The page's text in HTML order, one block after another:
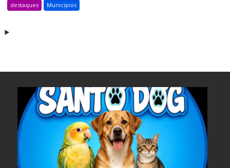
destaques Municipios